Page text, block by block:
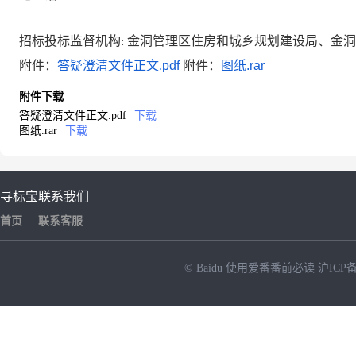
招标投标监督机构: 金洞管理区住房和城乡规划建设局、 金
附件： 答疑澄清文件正文.pdf附件： 图纸.rar
附件下载
答疑澄清文件正文.pdf
下载
图纸.rar
下载
寻标宝
首页
联系我们
联系客服
© Baidu 使用爱番番前必读 沪ICP